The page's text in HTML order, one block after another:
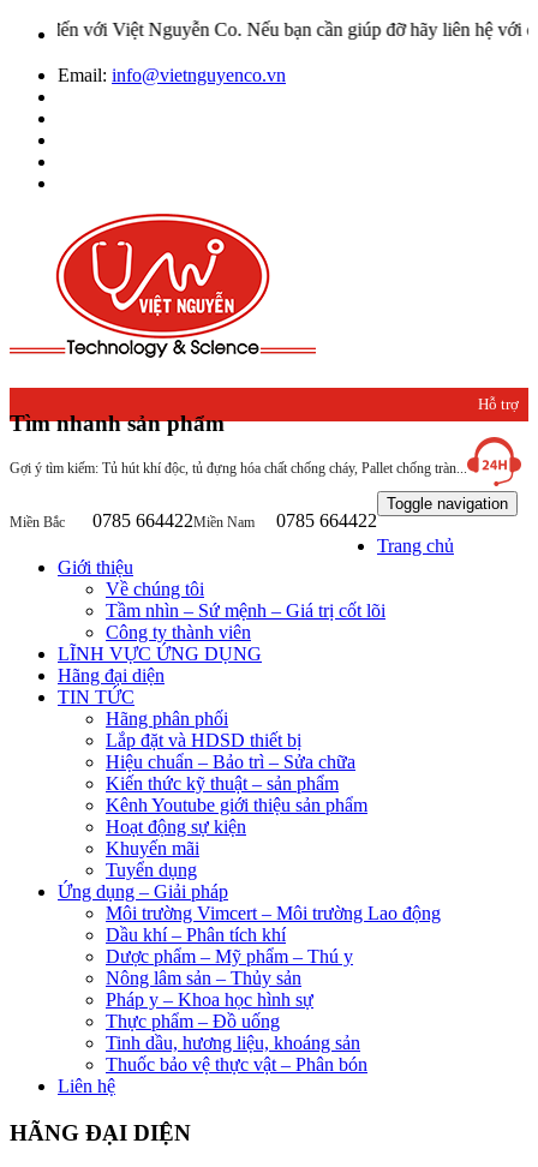
Việt Nguyễn Co. Nếu bạn cần giúp đỡ hãy liên hệ với chúng tôi
Email: info@vietnguyenco.vn
Tìm nhanh sản phẩm
Gợi ý tìm kiếm: Tủ hút khí độc, tủ đựng hóa chất chống cháy, Pallet chống tràn...
Hỗ trợ
khách
hàng
Miền Bắc 0785 664422Miền Nam 0785 664422
Toggle navigation
Trang chủ
Giới thiệu
Về chúng tôi
Tầm nhìn – Sứ mệnh – Giá trị cốt lõi
Công ty thành viên
LĨNH VỰC ỨNG DỤNG
Hãng đại diện
TIN TỨC
Hãng phân phối
Lắp đặt và HDSD thiết bị
Hiệu chuẩn – Bảo trì – Sửa chữa
Kiến thức kỹ thuật – sản phẩm
Kênh Youtube giới thiệu sản phẩm
Hoạt động sự kiện
Khuyến mãi
Tuyển dụng
Ứng dụng – Giải pháp
Môi trường Vimcert – Môi trường Lao động
Dầu khí – Phân tích khí
Dược phẩm – Mỹ phẩm – Thú y
Nông lâm sản – Thủy sản
Pháp y – Khoa học hình sự
Thực phẩm – Đồ uống
Tinh dầu, hương liệu, khoáng sản
Thuốc bảo vệ thực vật – Phân bón
Liên hệ
HÃNG ĐẠI DIỆN